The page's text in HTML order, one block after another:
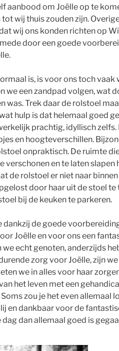
aanbood om Joëlle op te
wij thuis zouden zijn.
wij ons konden richten op
door een goede
is, is voor ons toch vaak
we een zandpad volgen, wat
was. Trek daar de rolstoel
hulp is dat helemaal goed
prachtig, idyllisch zelfs.
en hoogteverschillen.
onpraktisch. De ruimte
verschonen en te laten slapen
de rolstoel er niet naar
door haar uit de stoel te
bij de keuken te parkeren.
dankzij de goede
Joëlle en voor ons een
we echt genoten, anderzijds
zorg voor Joëlle, zijn
we in alles voor haar
het leven met een
zou je het even allemaal
en dankbaar voor de
dag dan allemaal goed is